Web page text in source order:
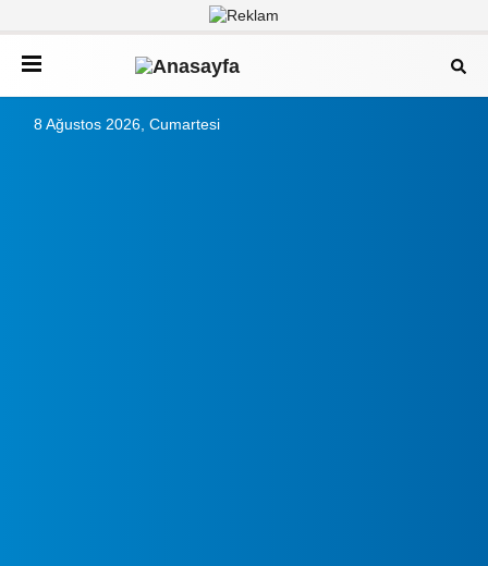
8 Ağustos 2026, Cumartesi